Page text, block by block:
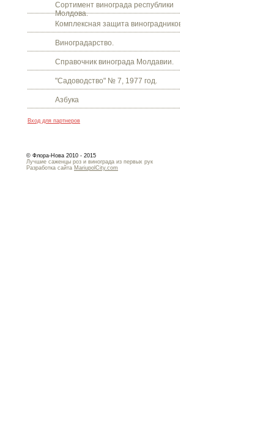
Сортимент винограда республики
Молдова.
Комплексная защита виноградников.
Виноградарство.
Справочник винограда Молдавии.
"Садоводство" № 7, 1977 год.
Азбука
Вход для партнеров
© Флора-Нова 2010 - 2015
Лучшие саженцы роз и винограда из первых рук
Разработка сайта MariupolCity.com